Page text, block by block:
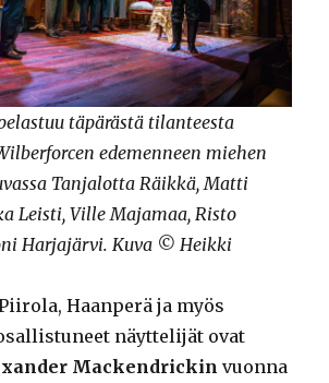
täpärästä tilanteesta
edemenneen miehen
Tanjalotta Räikkä, Matti
Leisti, Ville Majamaa, Risto
Harjajärvi. Kuva © Heikki
Haanperä ja myös
näyttelijät ovat
Mackendrickin vuonna